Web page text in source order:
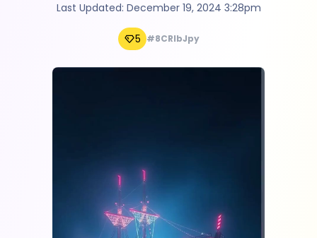
Last Updated: December 19, 2024 3:28pm
5 #8CRlbJpy